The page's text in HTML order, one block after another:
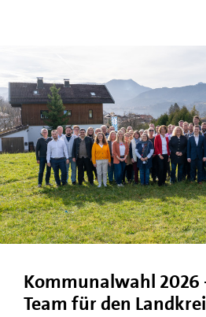
Kommunalwahl 2026
Team für den